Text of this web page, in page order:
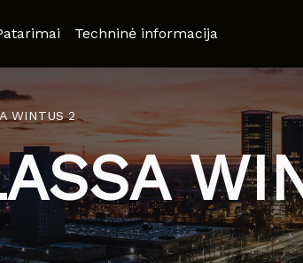
Techninė informacija
WINTUS 2